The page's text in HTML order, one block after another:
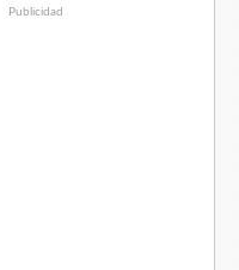
Publicidad